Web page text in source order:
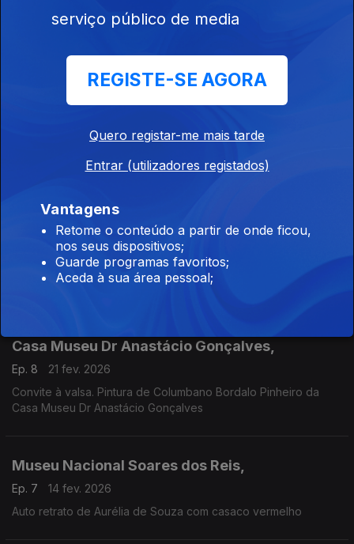
Atelier Museu Júlio Pomar
07 mar. 2026
Oriente IV, pintura de Bridget Riley e música minimal repetitiva
Museu do Chiado Lisboa
28 fev. 2026
Primeiro estudo para a decoração do Teatro Muñoz Seca, por
Casa Museu Dr Anastácio Gonçalves,
Ep. 8
21 fev. 2026
Convite à valsa. Pintura de Columbano Bordalo Pinheiro da
Casa Museu Dr Anastácio Gonçalves
Museu Nacional Soares dos Reis,
Ep. 7
14 fev. 2026
Auto retrato de Aurélia de Souza com casaco vermelho
serviço público de media
REGISTE-SE AGORA
Quero registar-me mais tarde
Entrar (utilizadores registados)
Vantagens
Retome o conteúdo a partir de onde ficou,
nos seus dispositivos;
Guarde programas favoritos;
Aceda à sua área pessoal;